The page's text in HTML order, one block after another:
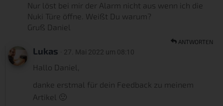
Nur löst bei mir der Alarm nicht aus wenn ich die
Nuki Türe öffne. Weißt Du warum?
Gruß Daniel
ANTWORTEN
Lukas · 27. Mai 2022 um 08:10
Hallo Daniel,
danke erstmal für dein Feedback zu meinem
Artikel 🙂